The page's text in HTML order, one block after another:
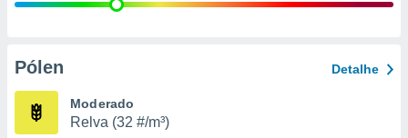
Pólen Detalhe
Moderado
Relva (32 #/m³)